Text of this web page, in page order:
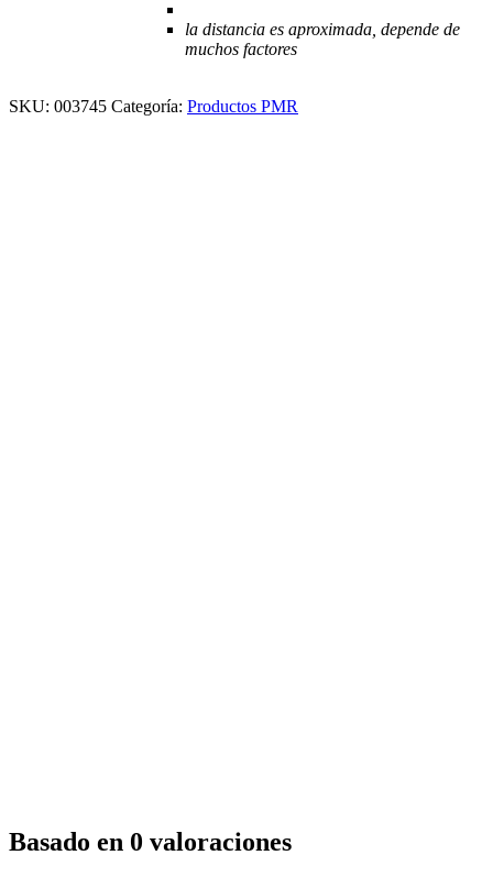
la distancia es aproximada, depende de
muchos factores
SKU: 003745 Categoría: Productos PMR
Basado en 0 valoraciones